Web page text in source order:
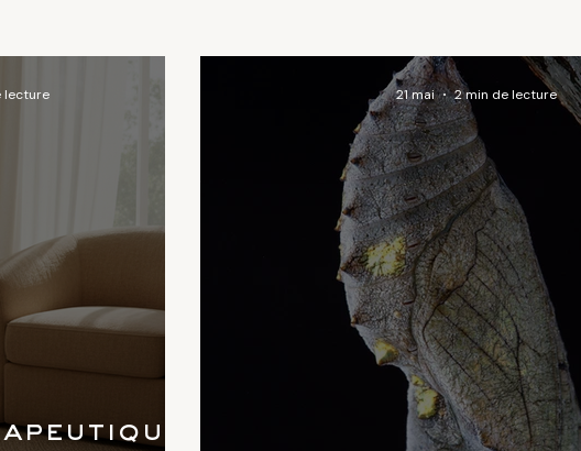
lecture 21 mai 2 min de lecture